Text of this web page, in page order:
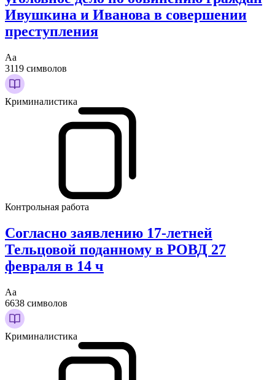
Ивушкина и Иванова в совершении
преступления
Аа
3119 символов
Криминалистика
Контрольная работа
Согласно заявлению 17-летней
Тельцовой поданному в РОВД 27
февраля в 14 ч
Аа
6638 символов
Криминалистика